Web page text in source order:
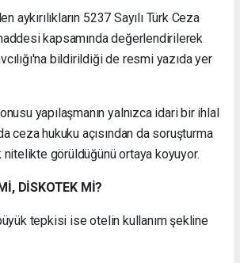
aykırılıkların 5237 Sayılı Türk Ceza
kapsamında değerlendirilerek
bildirildiği de resmi yazıda yer
yapılaşmanın yalnızca idari bir ihlal
ceza hukuku açısından da soruşturma
görüldüğünü ortaya koyuyor.
DİSKOTEK Mİ?
tepkisi ise otelin kullanım şekline